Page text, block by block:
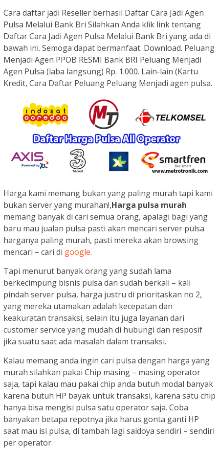
Cara daftar jadi Reseller berhasil Daftar Cara Jadi Agen
Pulsa Melalui Bank Bri Silahkan Anda klik link tentang
Daftar Cara Jadi Agen Pulsa Melalui Bank Bri yang ada di
bawah ini. Semoga dapat bermanfaat. Download. Peluang
Menjadi Agen PPOB RESMI Bank BRI Peluang Menjadi
Agen Pulsa (laba langsung) Rp. 1.000. Lain-lain (Kartu
Kredit, Cara Daftar Peluang Peluang Menjadi agen pulsa.
Harga kami memang bukan yang paling murah tapi kami
bukan server yang murahan!,Harga pulsa murah
memang banyak di cari semua orang, apalagi bagi yang
baru mau jualan pulsa pasti akan mencari server pulsa
harganya paling murah, pasti mereka akan browsing
mencari – cari di google.
Tapi menurut banyak orang yang sudah lama
berkecimpung bisnis pulsa dan sudah berkali – kali
pindah server pulsa, harga justru di prioritaskan no 2,
yang mereka utamakan adalah kecepatan dan
keakuratan transaksi, selain itu juga layanan dari
customer service yang mudah di hubungi dan resposif
jika suatu saat ada masalah dalam transaksi.
Kalau memang anda ingin cari pulsa dengan harga yang
murah silahkan pakai Chip masing – masing operator
saja, tapi kalau mau pakai chip anda butuh modal banyak
karena butuh HP bayak untuk transaksi, karena satu chip
hanya bisa mengisi pulsa satu operator saja. Coba
banyakan betapa repotnya jika harus gonta ganti HP
saat mau isi pulsa, di tambah lagi saldoya sendiri – sendiri
per operator.